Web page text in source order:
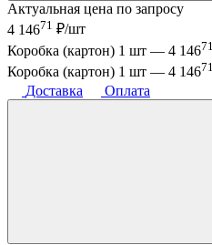
Актуальная цена по запросу
4 14671 ₽/шт
Коробка (картон) 1 шт — 4 14671
Коробка (картон) 1 шт — 4 14671
Доставка
Оплата